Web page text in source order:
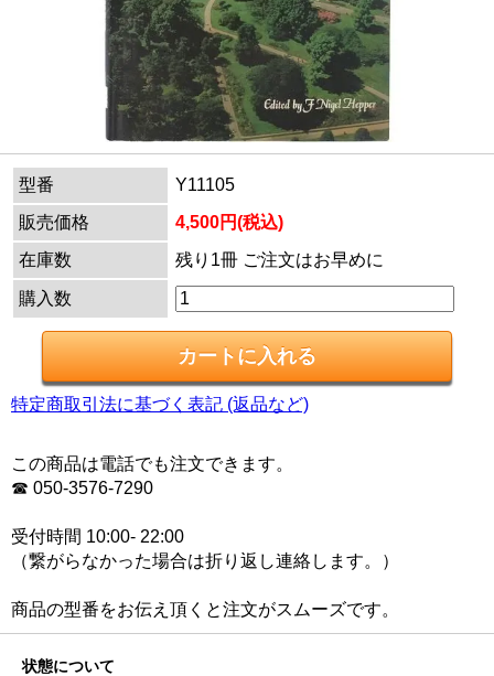
型番
Y11105
販売価格
4,500円(税込)
在庫数
残り1冊 ご注文はお早めに
購入数
特定商取引法に基づく表記 (返品など)
この商品は電話でも注文できます。
☎ 050-3576-7290
受付時間 10:00- 22:00
（繋がらなかった場合は折り返し連絡します。）
商品の型番をお伝え頂くと注文がスムーズです。
状態について